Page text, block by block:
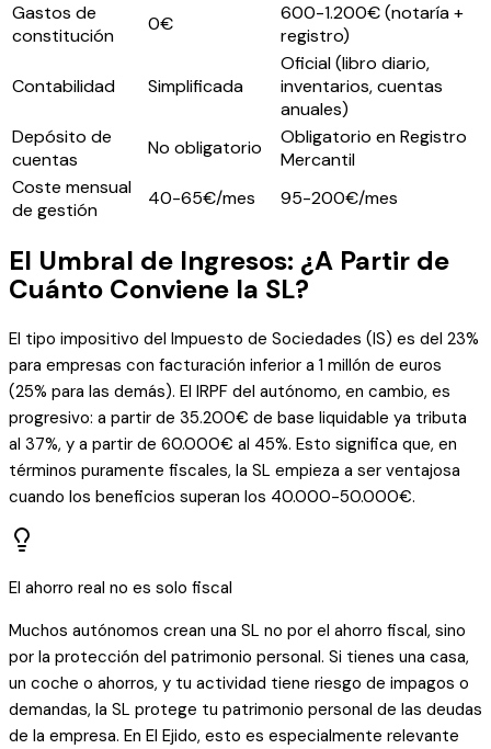
Gastos de
constitución
0€
600-1.200€ (notaría +
registro)
Contabilidad Simplificada
Oficial (libro diario,
inventarios, cuentas
anuales)
Depósito de
cuentas
No obligatorio
Obligatorio en Registro
Mercantil
Coste mensual
de gestión
40-65€/mes 95-200€/mes
El Umbral de Ingresos: ¿A Partir de
Cuánto Conviene la SL?
El tipo impositivo del Impuesto de Sociedades (IS) es del 23%
para empresas con facturación inferior a 1 millón de euros
(25% para las demás). El IRPF del autónomo, en cambio, es
progresivo: a partir de 35.200€ de base liquidable ya tributa
al 37%, y a partir de 60.000€ al 45%. Esto significa que, en
términos puramente fiscales, la SL empieza a ser ventajosa
cuando los beneficios superan los 40.000-50.000€.
El ahorro real no es solo fiscal
Muchos autónomos crean una SL no por el ahorro fiscal, sino
por la protección del patrimonio personal. Si tienes una casa,
un coche o ahorros, y tu actividad tiene riesgo de impagos o
demandas, la SL protege tu patrimonio personal de las deudas
de la empresa. En El Ejido, esto es especialmente relevante